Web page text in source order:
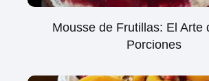
Mousse de Frutillas: El Arte
Porciones